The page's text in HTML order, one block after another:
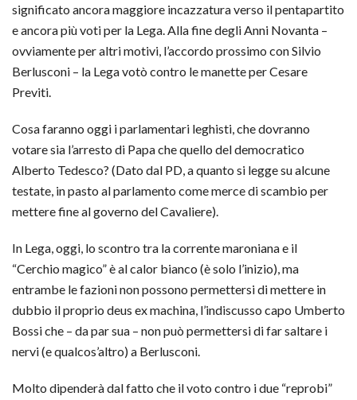
significato ancora maggiore incazzatura verso il pentapartito
e ancora più voti per la Lega. Alla fine degli Anni Novanta –
ovviamente per altri motivi, l’accordo prossimo con Silvio
Berlusconi – la Lega votò contro le manette per Cesare
Previti.
Cosa faranno oggi i parlamentari leghisti, che dovranno
votare sia l’arresto di Papa che quello del democratico
Alberto Tedesco? (Dato dal PD, a quanto si legge su alcune
testate, in pasto al parlamento come merce di scambio per
mettere fine al governo del Cavaliere).
In Lega, oggi, lo scontro tra la corrente maroniana e il
“Cerchio magico” è al calor bianco (è solo l’inizio), ma
entrambe le fazioni non possono permettersi di mettere in
dubbio il proprio deus ex machina, l’indiscusso capo Umberto
Bossi che – da par sua – non può permettersi di far saltare i
nervi (e qualcos’altro) a Berlusconi.
Molto dipenderà dal fatto che il voto contro i due “reprobi”